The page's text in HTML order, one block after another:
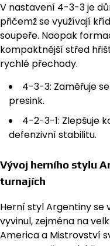
V nastavení 4-3-3 je
přičemž se využívají
soupeře. Naopak
kompaktnější střed
rychlé přechody.
4-3-3: Zaměřuje
presink.
4-2-3-1: Zlepšuje
defenzivní stabilitu.
Vývoj herního stylu
turnajích
Herní styl Argentiny
vyvinul, zejména na
America a Mistrovství